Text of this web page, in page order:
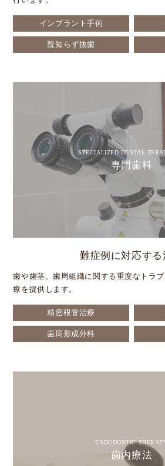
インプラント手術
親知らず抜歯
SPECIALIZED DENTAL
専門歯科
難症例に対応する
歯や歯茎、歯周組織に関する重度なトラ
療を提供します。
精密根管治療
歯周形成外科
ENDODONTIC
歯内療法